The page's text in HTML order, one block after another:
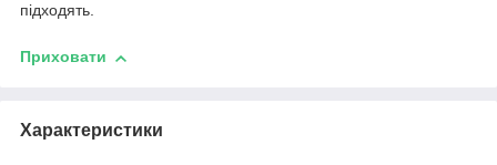
підходять.
Приховати
Характеристики